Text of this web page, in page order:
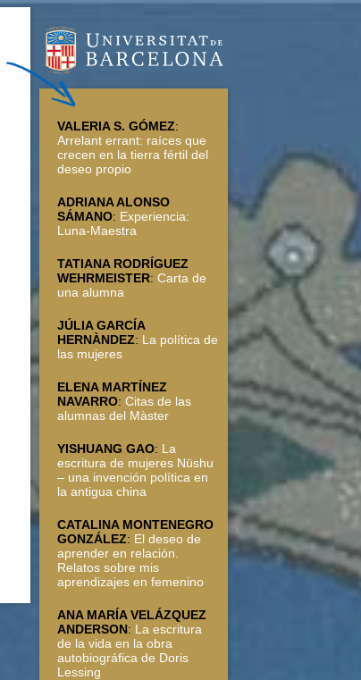
VALERIA S. GÓMEZ:
Arrelant errant: raíces que
crecen en la tierra fértil del
deseo propio
ADRIANA ALONSO
SÁMANO: Experiencia:
Luna-Maestra
TATIANA RODRÍGUEZ
WEHRMEISTER:Carta de
una alumna
JÚLIA GARCÍA
HERNÀNDEZ: La política de
las mujeres
ELENA MARTÍNEZ
NAVARRO:Citas de las
alumnas del Màster
YISHUANG GAO: La
escritura de mujeres Nüshu
– una invención política en
la antigua china
CATALINA MONTENEGRO
GONZÁLEZ: El deseo de
aprender en relación.
Relatos sobre mis
aprendizajes en femenino
ANA MARÍA VELÁZQUEZ
ANDERSON: La escritura
de la vida en la obra
autobiográfica de Doris
Lessing